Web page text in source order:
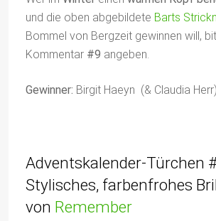
und die oben abgebildete Barts
Bommel von Bergzeit gewinnen will,
Kommentar #9 angeben.
Gewinner: Birgit Haeyn (& Claudia Herr)
Adventskalender-Türchen
Stylisches, farbenfrohes
von Remember